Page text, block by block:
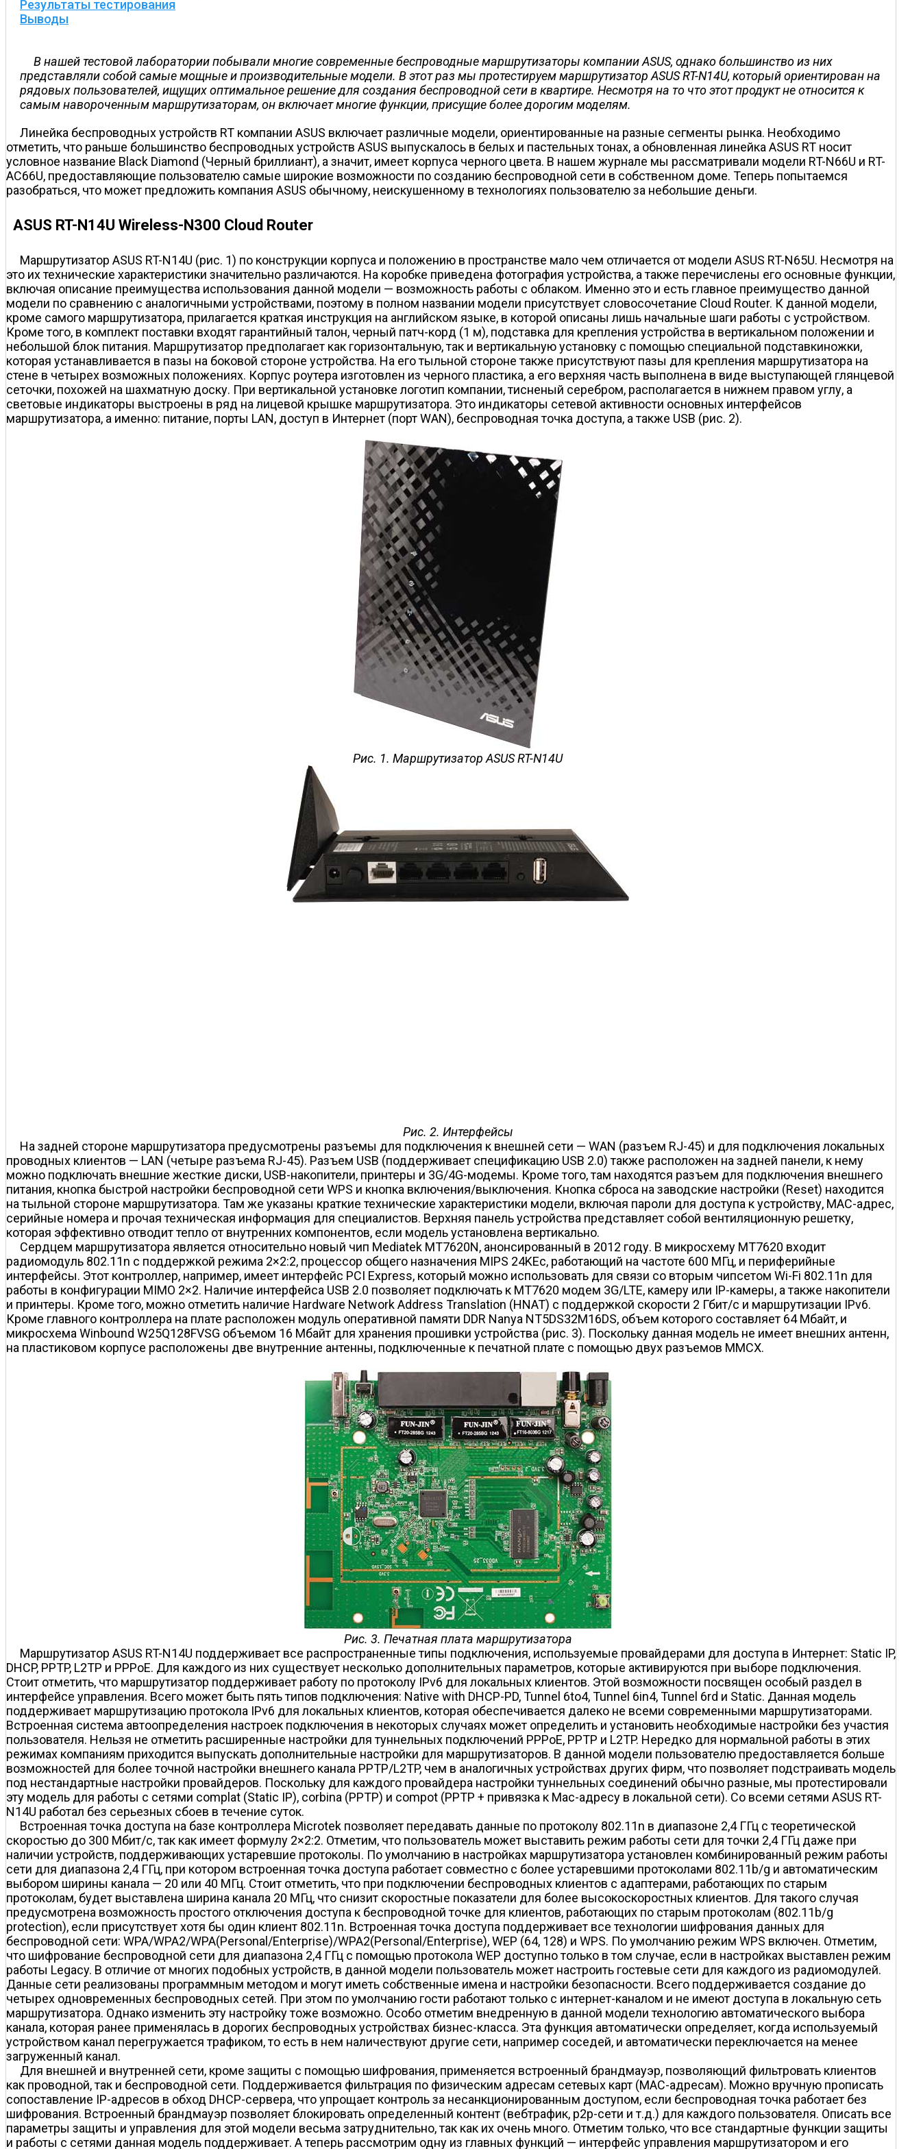
Результаты тестирования
Выводы
В нашей тестовой лаборатории побывали многие современные беспроводные маршрутизаторы компании ASUS, однако большинство из них
представляли собой самые мощные и производительные модели. В этот раз мы протестируем маршрутизатор ASUS RT-N14U, который ориентирован на
рядовых пользователей, ищущих оптимальное решение для создания беспроводной сети в квартире. Несмотря на то что этот продукт не относится к
самым навороченным маршрутизаторам, он включает многие функции, присущие более дорогим моделям.
Линейка беспроводных устройств RT компании ASUS включает различные модели, ориентированные на разные сегменты рынка. Необходимо
отметить, что раньше большинство беспроводных устройств ASUS выпускалось в белых и пастельных тонах, а обновленная линейка ASUS RT носит
условное название Black Diamond (Черный бриллиант), а значит, имеет корпуса черного цвета. В нашем журнале мы рассматривали модели RT-N66U и RT-
AC66U, предоставляющие пользователю самые широкие возможности по созданию беспроводной сети в собственном доме. Теперь попытаемся
разобраться, что может предложить компания ASUS обычному, неискушенному в технологиях пользователю за небольшие деньги.
ASUS RT-N14U Wireless-N300 Cloud Router
Маршрутизатор ASUS RT-N14U (рис. 1) по конструкции корпуса и положению в пространстве мало чем отличается от модели ASUS RT-N65U. Несмотря на
это их технические характеристики значительно различаются. На коробке приведена фотография устройства, а также перечислены его основные функции,
включая описание преимущества использования данной модели — возможность работы с облаком. Именно это и есть главное преимущество данной
модели по сравнению с аналогичными устройствами, поэтому в полном названии модели присутствует словосочетание Cloud Router. К данной модели,
кроме самого маршрутизатора, прилагается краткая инструкция на английском языке, в которой описаны лишь начальные шаги работы с устройством.
Кроме того, в комплект поставки входят гарантийный талон, черный патч-корд (1 м), подставка для крепления устройства в вертикальном положении и
небольшой блок питания. Маршрутизатор предполагает как горизонтальную, так и вертикальную установку с помощью специальной подставки­ножки,
которая устанавливается в пазы на боковой стороне устройства. На его тыльной стороне также присутствуют пазы для крепления маршрутизатора на
стене в четырех возможных положениях. Корпус роутера изготовлен из черного пластика, а его верхняя часть выполнена в виде выступающей глянцевой
сеточки, похожей на шахматную доску. При вертикальной установке логотип компании, тисненый серебром, располагается в нижнем правом углу, а
световые индикаторы выстроены в ряд на лицевой крышке маршрутизатора. Это индикаторы сетевой активности основных интерфейсов
маршрутизатора, а именно: питание, порты LAN, доступ в Интернет (порт WAN), беспроводная точка доступа, а также USB (рис. 2).
Рис. 1. Маршрутизатор ASUS RT-N14U
Рис. 2. Интерфейсы
На задней стороне маршрутизатора предусмотрены разъемы для подключения к внешней сети — WAN (разъем RJ-45) и для подключения локальных
проводных клиентов — LAN (четыре разъема RJ-45). Разъем USB (поддерживает спецификацию USB 2.0) также расположен на задней панели, к нему
можно подключать внешние жесткие диски, USB-накопители, принтеры и 3G/4G-модемы. Кроме того, там находятся разъем для подключения внешнего
питания, кнопка быстрой настройки беспроводной сети WPS и кнопка включения/выключения. Кнопка сброса на заводские настройки (Reset) находится
на тыльной стороне маршрутизатора. Там же указаны краткие технические характеристики модели, включая пароли для доступа к устройству, MAC-адрес,
серийные номера и прочая техническая информация для специалистов. Верхняя панель устройства представляет собой вентиляционную решетку,
которая эффективно отводит тепло от внутренних компонентов, если модель установлена вертикально.
Сердцем маршрутизатора является относительно новый чип Mediatek MT7620N, анонсированный в 2012 году. В микросхему MT7620 входит
радиомодуль 802.11n с поддержкой режима 2×2:2, процессор общего назначения MIPS 24KEc, работающий на частоте 600 МГц, и периферийные
интерфейсы. Этот контроллер, например, имеет интерфейс PCI Express, который можно использовать для связи со вторым чипсетом Wi-Fi 802.11n для
работы в конфигурации MIMO 2×2. Наличие интерфейса USB 2.0 позволяет подключать к MT7620 модем 3G/LTE, камеру или IP-камеры, а также накопители
и принтеры. Кроме того, можно отметить наличие Hardware Network Address Translation (HNAT) с поддержкой скорости 2 Гбит/с и маршрутизации IPv6.
Кроме главного контроллера на плате расположен модуль оперативной памяти DDR Nanya NT5DS32M16DS, объем которого составляет 64 Мбайт, и
микросхема Winbound W25Q128FVSG объемом 16 Мбайт для хранения прошивки устройства (рис. 3). Поскольку данная модель не имеет внешних антенн,
на пластиковом корпусе расположены две внутренние антенны, подключенные к печатной плате с помощью двух разъемов MMCX.
Рис. 3. Печатная плата маршрутизатора
Маршрутизатор ASUS RT-N14U поддерживает все распространенные типы подключения, используемые провайдерами для доступа в Интернет: Static IP,
DHCP, PPTP, L2TP и PPPoE. Для каждого из них существует несколько дополнительных параметров, которые активируются при выборе подключения.
Стоит отметить, что маршрутизатор поддерживает работу по протоколу IPv6 для локальных клиентов. Этой возможности посвящен особый раздел в
интерфейсе управления. Всего может быть пять типов подключения: Native with DHCP-PD, Tunnel 6to4, Tunnel 6in4, Tunnel 6rd и Static. Данная модель
поддерживает маршрутизацию протокола IPv6 для локальных клиентов, которая обеспечивается далеко не всеми современными маршрутизаторами.
Встроенная система автоопределения настроек подключения в некоторых случаях может определить и установить необходимые настройки без участия
пользователя. Нельзя не отметить расширенные настройки для туннельных подключений PPPoE, PPTP и L2TP. Нередко для нормальной работы в этих
режимах компаниям приходится выпускать дополнительные настройки для маршрутизаторов. В данной модели пользователю предоставляется больше
возможностей для более точной настройки внешнего канала PPTP/L2TP, чем в аналогичных устройствах других фирм, что позволяет подстраивать модель
под нестандартные настройки провайдеров. Поскольку для каждого провайдера настройки туннельных соединений обычно разные, мы протестировали
эту модель для работы с сетями complat (Static IP), corbina (PPTP) и compot (PPTP + привязка к Mac-адресу в локальной сети). Со всеми сетями ASUS RT-
N14U работал без серьезных сбоев в течение суток.
Встроенная точка доступа на базе контроллера Microtek позволяет передавать данные по протоколу 802.11n в диапазоне 2,4 ГГц с теоретической
скоростью до 300 Мбит/с, так как имеет формулу 2×2:2. Отметим, что пользователь может выставить режим работы сети для точки 2,4 ГГц даже при
наличии устройств, поддерживающих устаревшие протоколы. По умолчанию в настройках маршрутизатора установлен комбинированный режим работы
сети для диапазона 2,4 ГГц, при котором встроенная точка доступа работает совместно с более устаревшими протоколами 802.11b/g и автоматическим
выбором ширины канала — 20 или 40 МГц. Стоит отметить, что при подключении беспроводных клиентов с адаптерами, работающих по старым
протоколам, будет выставлена ширина канала 20 МГц, что снизит скоростные показатели для более высокоскоростных клиентов. Для такого случая
предусмотрена возможность простого отключения доступа к беспроводной точке для клиентов, работающих по старым протоколам (802.11b/g
protection), если присутствует хотя бы один клиент 802.11n. Встроенная точка доступа поддерживает все технологии шифрования данных для
беспроводной сети: WPA/WPA2/WPA(Personal/Enterprise)/WPA2(Personal/Enterprise), WEP (64, 128) и WPS. По умолчанию режим WPS включен. Отметим,
что шифрование беспроводной сети для диапазона 2,4 ГГц с помощью протокола WEP доступно только в том случае, если в настройках выставлен режим
работы Legacy. В отличие от многих подобных устройств, в данной модели пользователь может настроить гостевые сети для каждого из радиомодулей.
Данные сети реализованы программным методом и могут иметь собственные имена и настройки безопасности. Всего поддерживается создание до
четырех одновременных беспроводных сетей. При этом по умолчанию гости работают только с интернет-каналом и не имеют доступа в локальную сеть
маршрутизатора. Однако изменить эту настройку тоже возможно. Особо отметим внедренную в данной модели технологию автоматического выбора
канала, которая ранее применялась в дорогих беспроводных устройствах бизнес-класса. Эта функция автоматически определяет, когда используемый
устройством канал перегружается трафиком, то есть в нем наличествуют другие сети, например соседей, и автоматически переключается на менее
загруженный канал.
Для внешней и внутренней сети, кроме защиты с помощью шифрования, применяется встроенный брандмауэр, позволяющий фильтровать клиентов
как проводной, так и беспроводной сети. Поддерживается фильтрация по физическим адресам сетевых карт (MAC-адресам). Можно вручную прописать
сопоставление IP-адресов в обход DHCP-сервера, что упрощает контроль за несанкционированным доступом, если беспроводная точка работает без
шифрования. Встроенный брандмауэр позволяет блокировать определенный контент (веб­трафик, p2p-сети и т.д.) для каждого пользователя. Описать все
параметры защиты и управления для этой модели весьма затруднительно, так как их очень много. Отметим только, что все стандартные функции защиты
и работы с сетями данная модель поддерживает. А теперь рассмотрим одну из главных функций — интерфейс управления маршрутизатором и его